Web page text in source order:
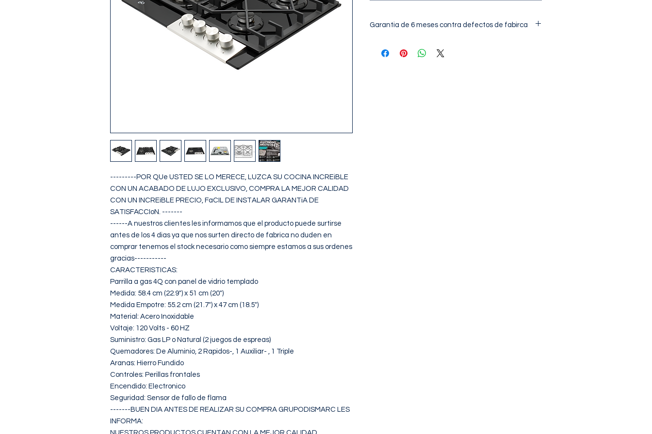
---------POR QUe USTED SE LO MERECE, LUZCA SU COCINA INCREiBLE
CON UN ACABADO DE LUJO EXCLUSIVO, COMPRA LA MEJOR CALIDAD
CON UN INCREiBLE PRECIO, FaCIL DE INSTALAR GARANTiA DE
SATISFACCIoN. -------
------A nuestros clientes les informamos que el producto puede surtirse
antes de los 4 dias ya que nos surten directo de fabrica no duden en
comprar tenemos el stock necesario como siempre estamos a sus ordenes
gracias-----------
CARACTERISTICAS:
Parrilla a gas 4Q con panel de vidrio templado
Medida: 58.4 cm (22.9") x 51 cm (20")
Medida Empotre: 55.2 cm (21.7") x 47 cm (18.5")
Material: Acero Inoxidable
Voltaje: 120 Volts - 60 HZ
Suministro: Gas LP o Natural (2 juegos de espreas)
Quemadores: De Aluminio, 2 Rapidos-, 1 Auxiliar- , 1 Triple
Aranas: Hierro Fundido
Controles: Perillas frontales
Encendido: Electronico
Seguridad: Sensor de fallo de flama
-------BUEN DIA ANTES DE REALIZAR SU COMPRA GRUPODISMARC LES
INFORMA:
Garantia de 6 meses contra defectos de fabirca